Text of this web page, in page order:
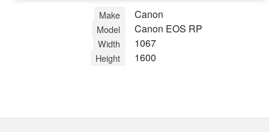
Make Canon
Model Canon EOS RP
Width 1067
Height 1600